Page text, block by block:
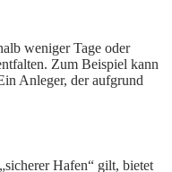
weniger Tage oder
Zum Beispiel kann
Anleger, der aufgrund
Hafen“ gilt, bietet